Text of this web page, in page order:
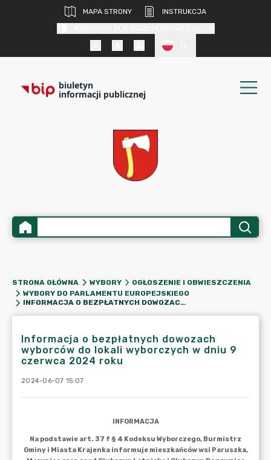
MAPA STRONY
INSTRUKCJA
biuletyn
informacji publicznej
STRONA GŁÓWNA WYBORY
OGŁOSZENIE I OBWIESZCZENIA
WYBORY DO PARLAMENTU EUROPEJSKIEGO
INFORMACJA O BEZPŁATNYCH DOWOZACH WYBORCÓW DO LOKALI WYBORCZYCH W DNIU 9 CZERWCA 2024 ROKU
Informacja o bezpłatnych dowozach
wyborców do lokali wyborczych w dniu 9
czerwca 2024 roku
2024-06-07 15:07